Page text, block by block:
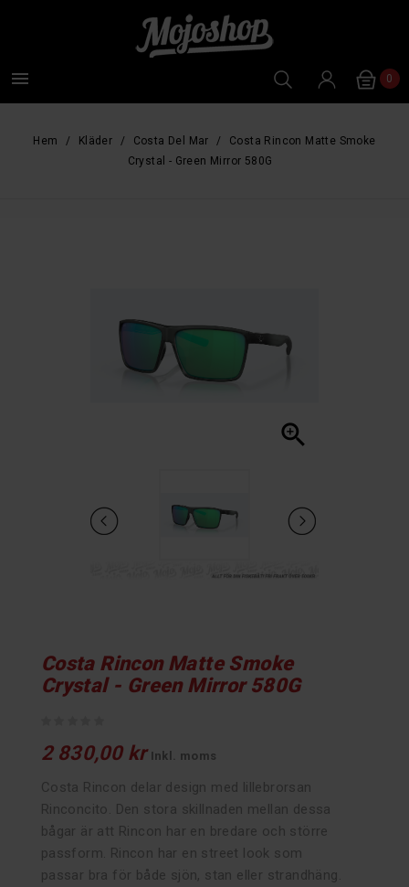
 0
Hem Kläder Costa Del Mar
Costa Rincon Matte Smoke
Crystal - Green Mirror 580G

Costa Rincon Matte Smoke
Crystal - Green Mirror 580G
2 830,00 kr Inkl. moms
Costa Rincon delar design med lillebrorsan
Rinconcito. Den stora skillnaden mellan dessa
bågar är att Rincon har en bredare och större
passform. Rincon har en street look som
passar bra för både sjön, stan eller strandhäng.